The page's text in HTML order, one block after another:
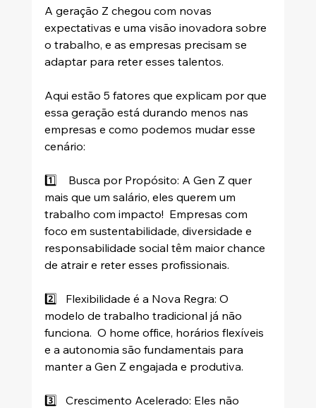
A geração Z chegou com novas
expectativas e uma visão inovadora sobre
o trabalho, e as empresas precisam se
adaptar para reter esses talentos.
Aqui estão 5 fatores que explicam por que
essa geração está durando menos nas
empresas e como podemos mudar esse
cenário:
1️⃣    Busca por Propósito: A Gen Z quer
mais que um salário, eles querem um
trabalho com impacto!  Empresas com
foco em sustentabilidade, diversidade e
responsabilidade social têm maior chance
de atrair e reter esses profissionais.
2️⃣   Flexibilidade é a Nova Regra: O
modelo de trabalho tradicional já não
funciona.  O home office, horários flexíveis
e a autonomia são fundamentais para
manter a Gen Z engajada e produtiva.
3️⃣   Crescimento Acelerado: Eles não